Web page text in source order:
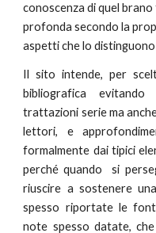
conoscenza di quel brano
profonda secondo la
aspetti che lo
Ilsito intende, per
bibliografica evitando
trattazioni serie ma
lettori, e
formalmente dai tipici
perché quando si
riuscire a sostenere
spesso riportate le
note spesso datate,